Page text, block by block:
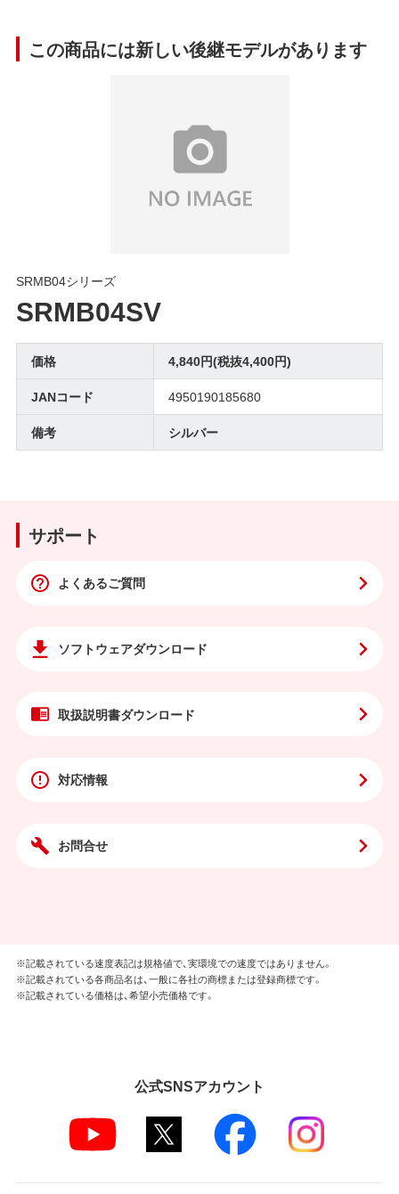
この商品には新しい後継モデルがあります
SRMB04シリーズ
SRMB04SV
価格
4,840円(税抜4,400円)
JANコード
4950190185680
備考
シルバー
サポート
よくあるご質問
ソフトウェアダウンロード
取扱説明書ダウンロード
対応情報
お問合せ
※記載されている速度表記は規格値で、実環境での速度ではありません。
※記載されている各商品名は、一般に各社の商標または登録商標です。
※記載されている価格は、希望小売価格です。
公式SNSアカウント